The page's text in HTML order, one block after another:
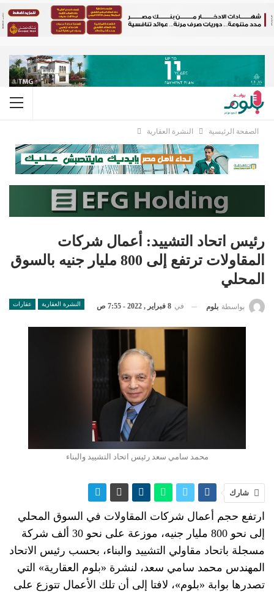
الصفحة الرئيسية النشرة العقارية
رئيس اتحاد التشييد: أعمال شركات
المقاولات ترتفع إلى 800 مليار جنيه بالسوق
المحلي
النشرة العقارية عقارات بواسطة بلوم في 8 فبراير , 2022 - 7:55 ص
محمد سامي سعد رئيس اتحاد التشييد والبناء
شارك
ارتفع حجم أعمال شركات المقاولات في السوق المحلي
إلى نحو 800 مليار جنيه، موزعة على نحو 30 ألف شركة
مسجلة باتحاد مقاولي التشييد والبناء، بحسب رئيس الاتحاد
المهندس محمد سامي سعد، لنشرة «بلوم العقارية» التي
تصدرها بوابة «بلوم»، لافتا إلى أن تلك الأعمال تتوزع على